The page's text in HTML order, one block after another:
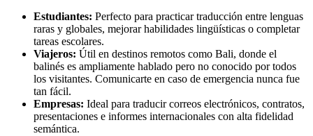
Estudiantes: Perfecto para practicar traducción entre lenguas
raras y globales, mejorar habilidades lingüísticas o completar
tareas escolares.
Viajeros: Útil en destinos remotos como Bali, donde el
balinés es ampliamente hablado pero no conocido por todos
los visitantes. Comunicarte en caso de emergencia nunca fue
tan fácil.
Empresas: Ideal para traducir correos electrónicos, contratos,
presentaciones e informes internacionales con alta fidelidad
semántica.